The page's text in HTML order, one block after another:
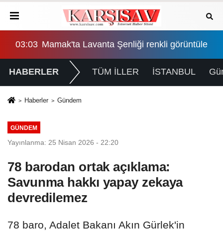
programı uzadıkça toplumsal maliyeti büyüyor
03:03 Mamak'ta Lavanta Şenliği renkli görüntülere
HABERLER TÜM İLLER İSTANBUL
Haberler Gündem
GÜNDEM
Yayınlanma: 25 Nisan 2026 - 22:20
78 barodan ortak açıklama:
Savunma hakkı yapay zekaya
devredilemez
78 baro, Adalet Bakanı Akın Gürlek'in